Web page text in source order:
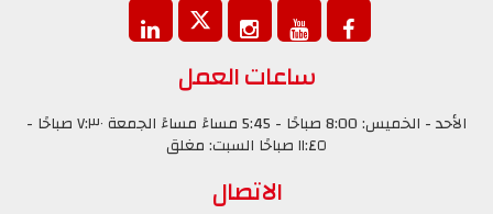
ساعات العمل
الأحد - الخميس: 8:00 صباحًا - 5:45 مساءً مساءً الجمعة ٧:٣٠ صباحًا -
١١:٤٥ صباحًا السبت: مغلق
الاتصال